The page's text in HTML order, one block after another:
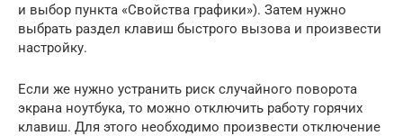
и выбор пункта «Свойства графики»). Затем нужно
выбрать раздел клавиш быстрого вызова и произвести
настройку.
Если же нужно устранить риск случайного поворота
экрана ноутбука, то можно отключить работу горячих
клавиш. Для этого необходимо произвести отключение